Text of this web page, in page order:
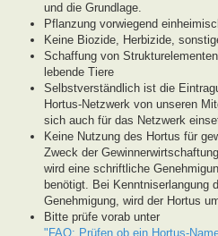
und die Grundlage.
Pflanzung vorwiegend
Keine Biozide, Herbizide,
Schaffung von
lebende Tiere
Selbstverständlich ist die
Hortus-Netzwerk von unseren
sich auch für das Netzwerk
Keine Nutzung des Hortus für
Zweck der
wird eine schriftliche
benötigt. Bei Kenntniserlangung
Genehmigung, wird der Hortus
Bitte prüfe vorab unter
"FAQ: Prüfen ob ein Hortus-